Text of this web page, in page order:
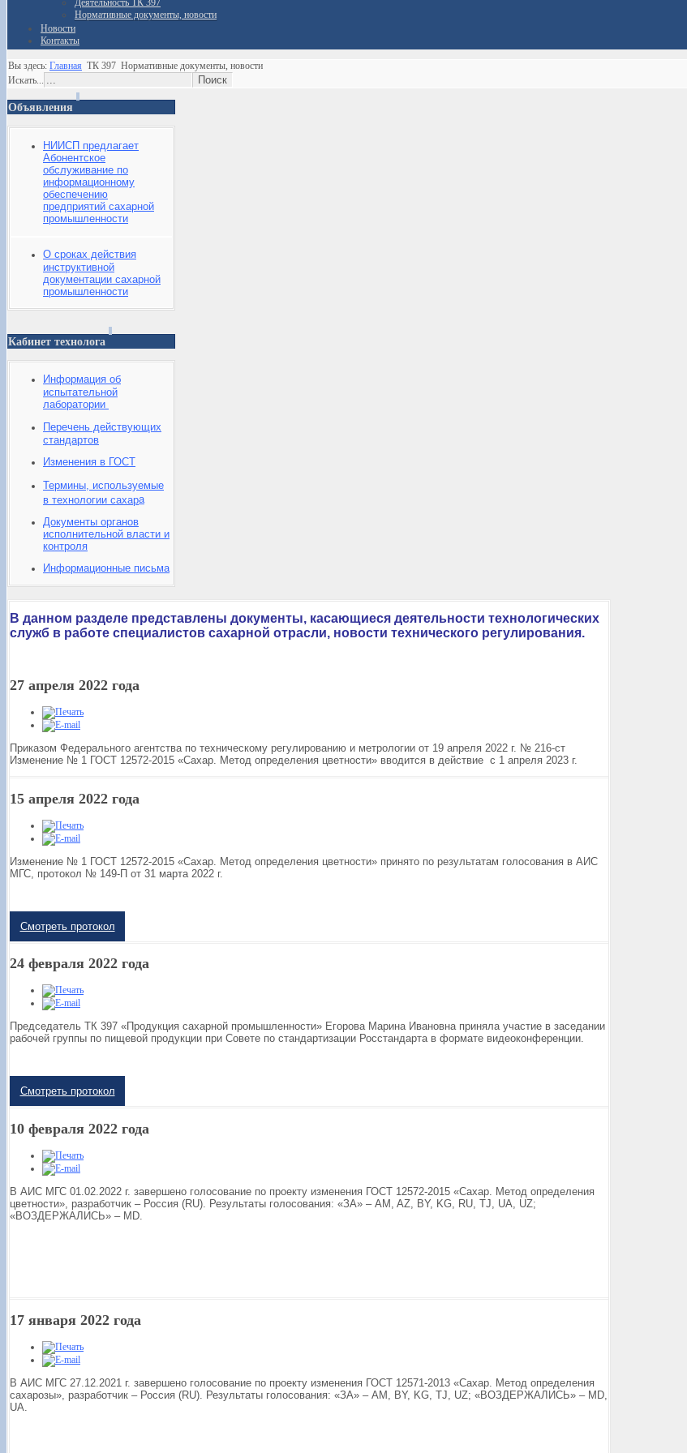
Деятельность ТК 397
Нормативные документы, новости
Новости
Контакты
Вы здесь: Главная ТК 397 Нормативные документы, новости
Искать...
Объявления
НИИСП предлагает
Абонентское
обслуживание по
информационному
обеспечению
предприятий сахарной
промышленности
О сроках действия
инструктивной
документации сахарной
промышленности
Кабинет технолога
Информация об
испытательной
лаборатории
Перечень действующих
стандартов
Изменения в ГОСТ
Термины, используемые
в технологии сахара
Документы органов
исполнительной власти и
контроля
Информационные письма
В данном разделе представлены документы, касающиеся деятельности технологических
служб в работе специалистов сахарной отрасли, новости технического регулирования.
27 апреля 2022 года
Приказом Федерального агентства по техническому регулированию и метрологии от 19 апреля 2022 г. № 216-ст
Изменение № 1 ГОСТ 12572-2015 «Сахар. Метод определения цветности» вводится в действие с 1 апреля 2023 г.
15 апреля 2022 года
Изменение № 1 ГОСТ 12572-2015 «Сахар. Метод определения цветности» принято по результатам голосования в АИС
МГС, протокол № 149-П от 31 марта 2022 г.
Смотреть протокол
24 февраля 2022 года
Председатель ТК 397 «Продукция сахарной промышленности» Егорова Марина Ивановна приняла участие в заседании
рабочей группы по пищевой продукции при Совете по стандартизации Росстандарта в формате видеоконференции.
Смотреть протокол
10 февраля 2022 года
В АИС МГС 01.02.2022 г. завершено голосование по проекту изменения ГОСТ 12572-2015 «Сахар. Метод определения
цветности», разработчик – Россия (RU). Результаты голосования: «ЗА» – AM, AZ, BY, KG, RU, TJ, UA, UZ;
«ВОЗДЕРЖАЛИСЬ» – MD.
17 января 2022 года
В АИС МГС 27.12.2021 г. завершено голосование по проекту изменения ГОСТ 12571-2013 «Сахар. Метод определения
сахарозы», разработчик – Россия (RU). Результаты голосования: «ЗА» – AM, BY, KG, TJ, UZ; «ВОЗДЕРЖАЛИСЬ» – MD,
UA.